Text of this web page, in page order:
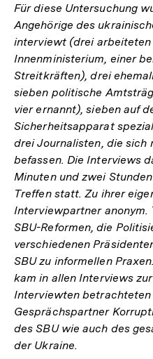
Für diese Untersuchung
Angehörige des
interviewt (drei arbeiteten
Innenministerium, einer
Streitkräften), drei
sieben politische
vier ernannt), sieben auf
Sicherheitsapparat
drei Journalisten, die sich
befassen. Die Interviews
Minuten und zwei
Treffen statt. Zu ihrer
Interviewpartner
SBU-Reformen, die
verschiedenen
SBU zu informellen
kam in allen Interviews
Interviewten betrachteten
Gesprächspartner
des SBU wie auch des
der Ukraine.